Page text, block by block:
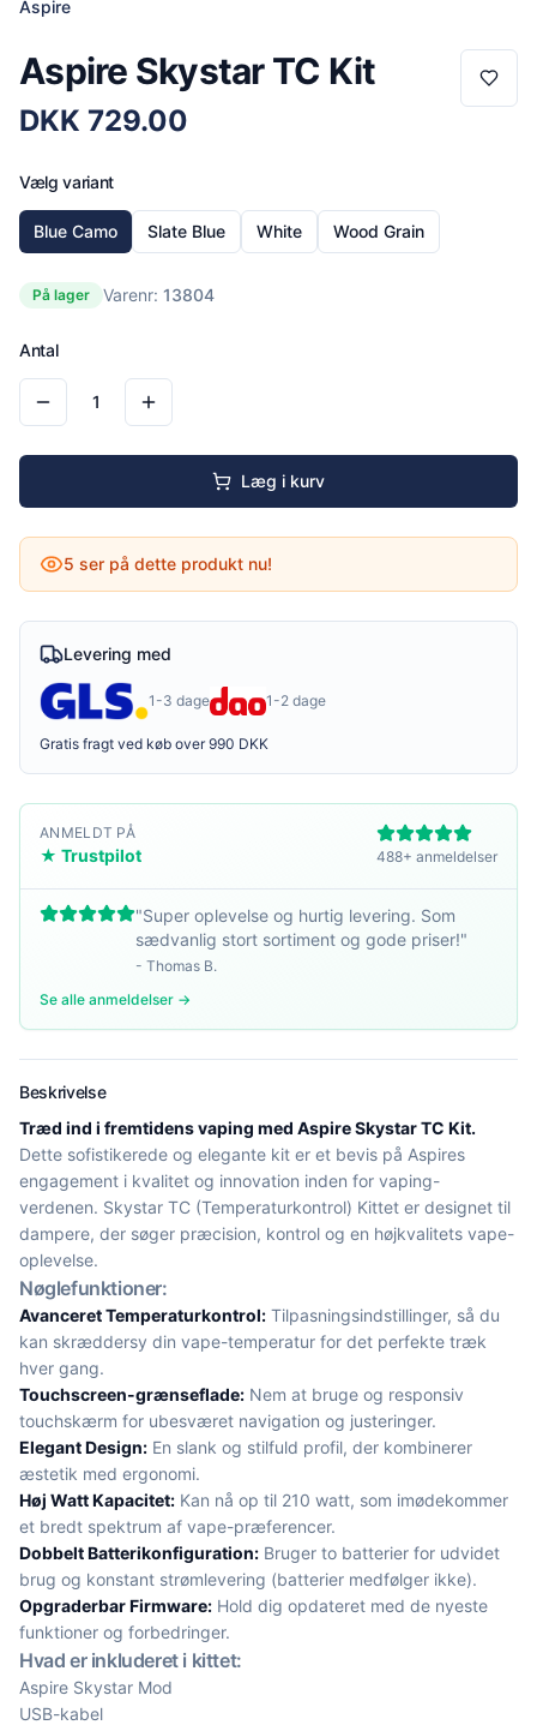
Aspire
Aspire Skystar TC Kit
DKK 729.00
Vælg variant
Blue Camo Slate Blue White Wood Grain
På lager Varenr: 13804
Antal
1
Læg i kurv
5 ser på dette produkt nu!
Levering med
1-3 dage 1-2 dage
Gratis fragt ved køb over 990 DKK
ANMELDT PÅ
★ Trustpilot 488+ anmeldelser
"Super oplevelse og hurtig levering. Som
sædvanlig stort sortiment og gode priser!"
- Thomas B.
Se alle anmeldelser →
Beskrivelse
Træd ind i fremtidens vaping med Aspire Skystar TC Kit.
Dette sofistikerede og elegante kit er et bevis på Aspires
engagement i kvalitet og innovation inden for vaping-
verdenen. Skystar TC (Temperaturkontrol) Kittet er designet til
dampere, der søger præcision, kontrol og en højkvalitets vape-
oplevelse.
Nøglefunktioner:
Avanceret Temperaturkontrol: Tilpasningsindstillinger, så du
kan skræddersy din vape-temperatur for det perfekte træk
hver gang.
Touchscreen-grænseflade: Nem at bruge og responsiv
touchskærm for ubesværet navigation og justeringer.
Elegant Design: En slank og stilfuld profil, der kombinerer
æstetik med ergonomi.
Høj Watt Kapacitet: Kan nå op til 210 watt, som imødekommer
et bredt spektrum af vape-præferencer.
Dobbelt Batterikonfiguration: Bruger to batterier for udvidet
brug og konstant strømlevering (batterier medfølger ikke).
Opgraderbar Firmware: Hold dig opdateret med de nyeste
funktioner og forbedringer.
Hvad er inkluderet i kittet:
Aspire Skystar Mod
USB-kabel